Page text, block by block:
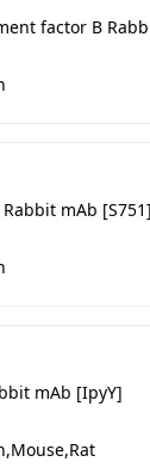
factor B
mAb [S751]
mAb [IpyY]